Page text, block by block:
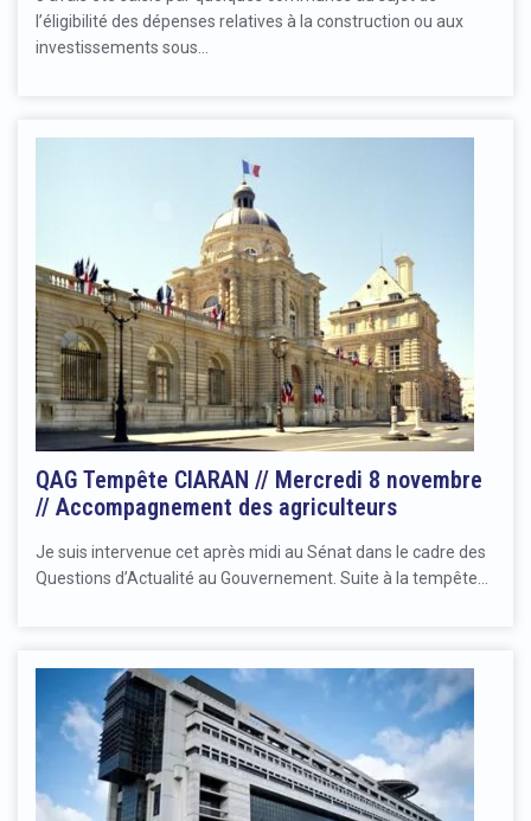
l’éligibilité des dépenses relatives à la construction ou aux
investissements sous…
QAG Tempête CIARAN // Mercredi 8 novembre
// Accompagnement des agriculteurs
Je suis intervenue cet après midi au Sénat dans le cadre des
Questions d’Actualité au Gouvernement. Suite à la tempête…